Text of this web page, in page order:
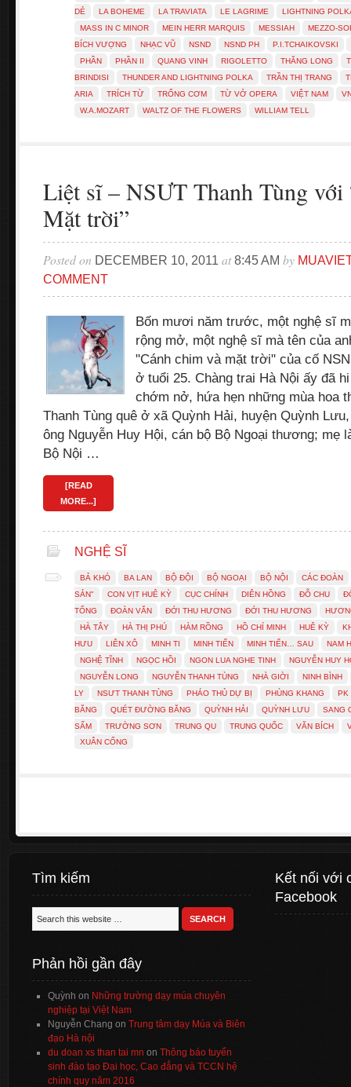
DẺ
LA BOHEME LA TRAVIATA LE LAGRIME
LIGHTNING
MASS IN C MINOR
MEIN HERR MARQUIS MESSIAH
MEZZO-
BÍCH VƯỢNG
NHẠC VŨ NSND NSND PH
P.I.TCHAIKOVSKI
PHẦN
PHẦN II QUANG VINH RIGOLETTO THĂNG LONG
BRINDISI
THUNDER AND LIGHTNING POLKA TRẦN THỊ TRANG
ARIA
TRÍCH TỪ TRỐNG CƠM TỪ VỞ OPERA VIỆT NAM
W.A.MOZART
WALTZ OF THE FLOWERS WILLIAM TELL
Liệt sĩ – NSƯT Thanh Tùng với
Mặt trời”
Posted on DECEMBER 10, 2011 at8:45 AM by
COMMENT
Bốn m­ươi năm tr­ước, một nghệ sĩ
rộng mở, một nghệ sĩ mà tên của
"Cánh chim và mặt trời" của cố
ở tuổi 25. Chàng trai Hà Nội ấy đã
chớm nở, hứa hẹn những mùa hoa
Thanh Tùng quê ở xã Quỳnh Hải, huyện Quỳnh
ông Nguyễn Huy Hội, cán bộ Bộ Ngoại th­ương; mẹ
Bộ Nội …
[READ
MORE...]
NGHỆ SĨ
BẢ KHÓ BA LAN BỘ ĐỘI BỘ NGOẠI BỘ NỘI
CÁC ĐOÀN
SẢN"
CON VỊT HUÊ KỲ CỤC CHÍNH DIÊN HỒNG ĐỖ CHU
TỔNG
ĐOÀN VĂN ĐỚI THU H­ƯƠNG ĐỚI THU HƯƠNG
HÀ TÂY
HÀ THỊ PHÚ HÀM RỒNG HỒ CHÍ MINH HUÊ KỲ
HƯ­U
LIÊN XÔ MINH TI MINH TIẾN MINH TIẾN… SAU
NAM
NGHỆ TĨNH
NGỌC HỒI NGON LUA NGHE TINH
NGUYỄN HUY
NGUYỄN LONG
NGUYỄN THANH TÙNG NHÀ GIỜI
NINH BÌNH
LY
NSƯT THANH TÙNG PHÁO THỦ DỰ BỊ PHÙNG KHANG
PK
BĂNG
QUÉT Đ­ƯỜNG BĂNG QUỲNH HẢI QUỲNH L­ƯU
SANG
SẤM
TR­ƯỜNG SƠN TRUNG QU TRUNG QUỐC VĂN BÍCH
XUÂN CỐNG
Tìm kiếm
Phản hồi gần đây
Quỳnh on Những trường dạy múa chuyên
nghiệp tại Việt Nam
Nguyễn Chang on Trung tâm dạy Múa và Biên
đạo Hà nội
du doan xs than tai mn on Thông báo tuyển
sinh đào tạo Đại học, Cao đẳng và TCCN hệ
chính quy năm 2016
Kết nối với
Facebook